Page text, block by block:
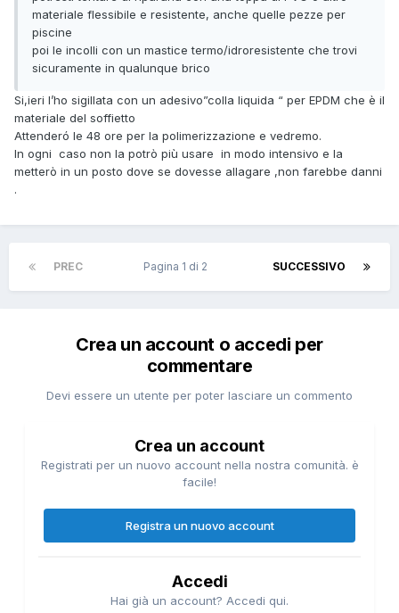
materiale flessibile e resistente, anche quelle pezze per
piscine
poi le incolli con un mastice termo/idroresistente che trovi
sicuramente in qualunque brico
Si,ieri l’ho sigillata con un adesivo”colla liquida “ per EPDM che è il
materiale del soffietto
Attenderó le 48 ore per la polimerizzazione e vedremo.
In ogni caso non la potrò più usare in modo intensivo e la
metterò in un posto dove se dovesse allagare ,non farebbe danni
.
PREC SUCCESSIVO
Pagina 1 di 2
Crea un account o accedi per
commentare
Devi essere un utente per poter lasciare un commento
Crea un account
Registrati per un nuovo account nella nostra comunità. è
facile!
Registra un nuovo account
Accedi
Hai già un account? Accedi qui.